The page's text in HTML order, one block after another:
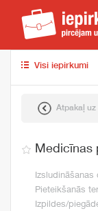
Visi iepirkumi
Atpakaļ uz
Medicīnas
Izsludināšanas
Pieteikšanās
Izpildes/